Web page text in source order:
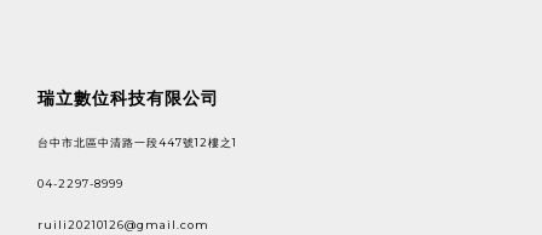
瑞立數位科技有限公司
台中市北區中清路一段447號12樓之1
04-2297-8999
ruili20210126@gmail.com